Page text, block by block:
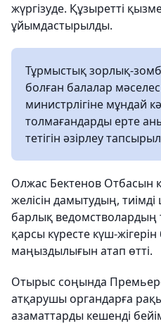
жүргізуде. Құзыретті
ұйымдастырылды.
Тұрмыстық зорлық-
болған балалар
министрлігіне мұндай
толмағандарды ерте
тетігін әзірлеу
Олжас Бектенов Отбасын
желісін дамытудың,
барлық
қарсы күресте күш-жігерін
маңыздылығын атап өтті.
Отырыс соңында Премьер-
атқарушы органдарға
азаматтарды кешенді